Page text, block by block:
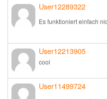
User12289322
Es funktioniert einfach
User12213905
cool
User11499724